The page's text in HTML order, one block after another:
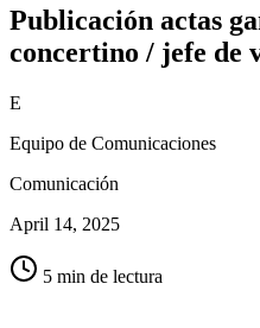
Publicación actas
concertino / jefe de
E
Equipo de Comunicaciones
Comunicación
April 14, 2025
5 min de lectura